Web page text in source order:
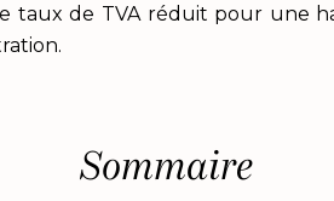
taux de TVA réduit pour une
Sommaire